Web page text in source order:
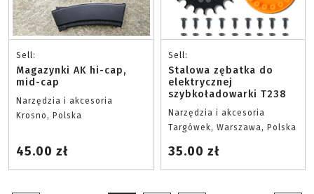
Sell:
Magazynki AK hi-cap,
mid-cap
Narzędzia i akcesoria
Krosno, Polska
45.00 zł
Sell:
Stalowa zębatka do
elektrycznej
szybkoładowarki T238
Narzędzia i akcesoria
Targówek, Warszawa, Polska
35.00 zł